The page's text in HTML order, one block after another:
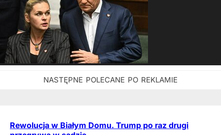
Rewolucja w Białym Domu. Trump po raz drugi